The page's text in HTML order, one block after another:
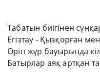
Табатын биігінен
Егізтау - Қызқорған
Өріп жүр бауырында
Батырлар аяқ артқан